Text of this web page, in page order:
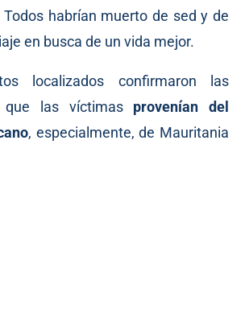
habrían muerto de sed y de
en busca de un vida mejor.
localizados confirmaron las
que las víctimas provenían del
, especialmente, de Mauritania